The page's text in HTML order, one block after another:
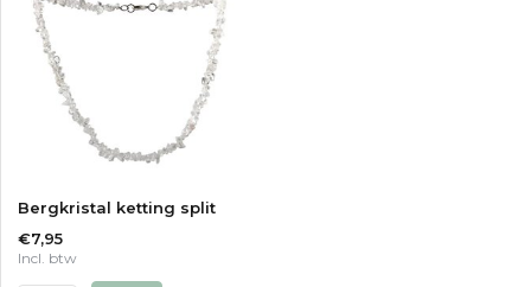
Bergkristal ketting split
€7,95
Incl. btw